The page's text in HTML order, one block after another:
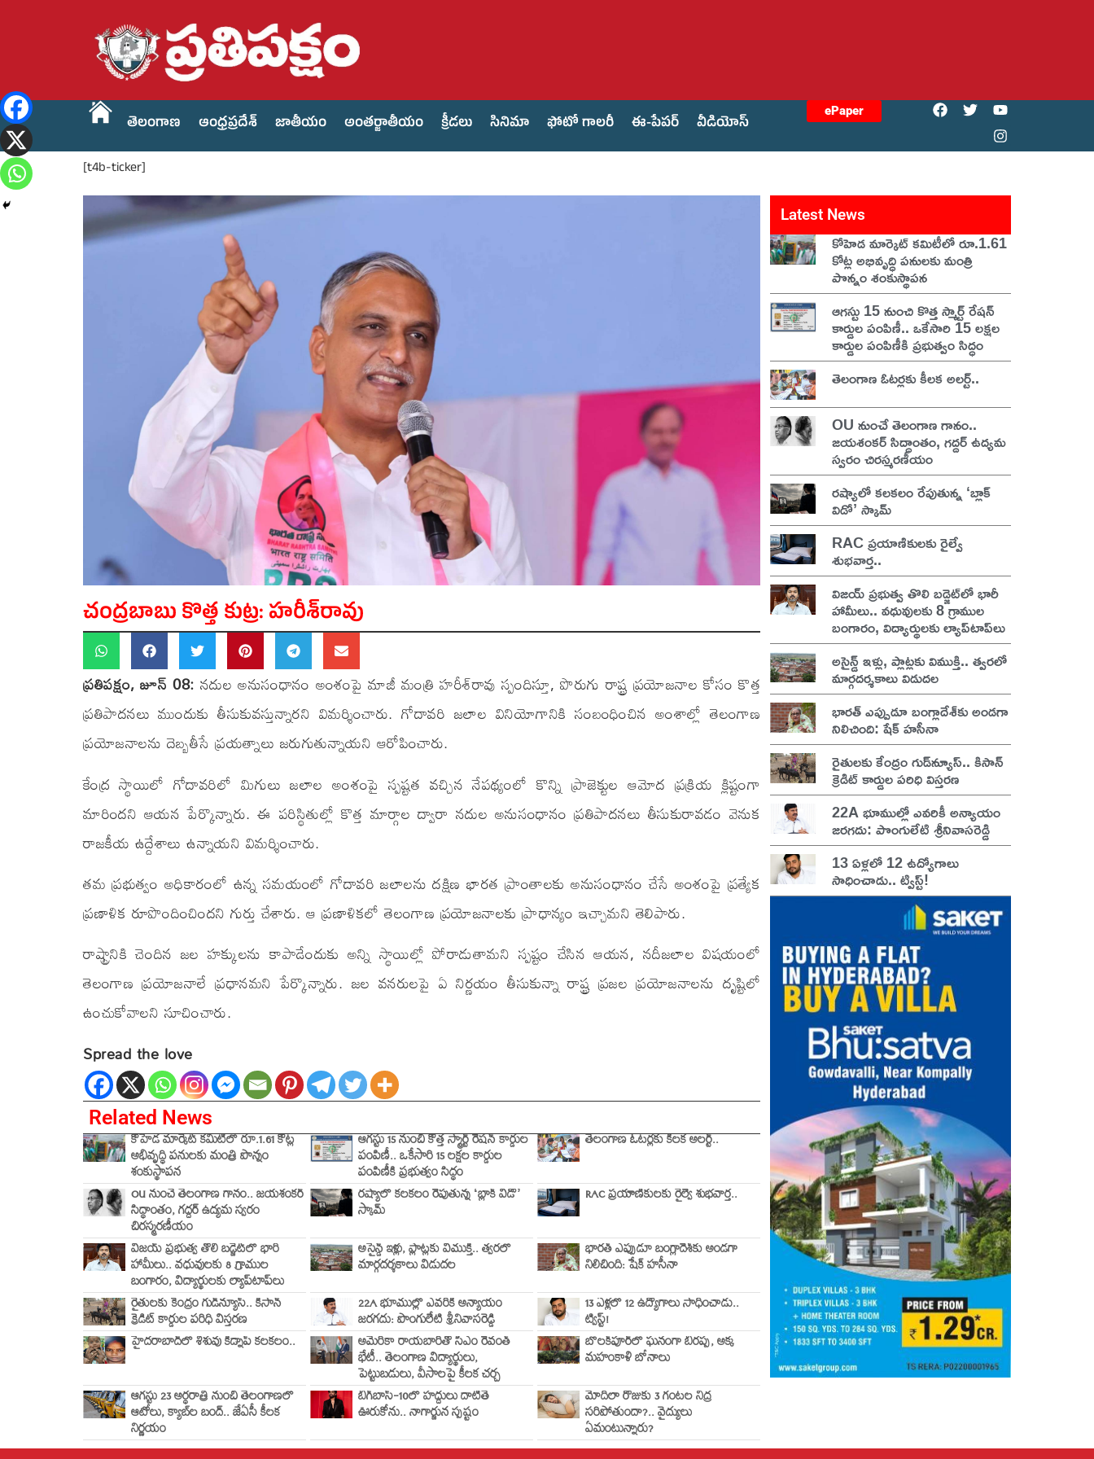
తెలంగాణ ఆంధ్రప్రదేశ్ జాతీయం అంతర్జాతీయం క్రీడలు సినిమా ఫోటో గాలరీ ఈ-పేపర్ వీడియోస్
ePaper
[t4b-ticker]
చంద్రబాబు కొత్త కుట్ర: హరీశ్‌రావు
ప్రతిపక్షం, జూన్ 08: నదుల అనుసంధానం అంశంపై మాజీ మంత్రి హరీశ్‌రావు స్పందిస్తూ, పొరుగు రాష్ట్ర ప్రయోజనాల కోసం కొత్త
ప్రతిపాదనలు ముందుకు తీసుకువస్తున్నారని విమర్శించారు. గోదావరి జలాల వినియోగానికి సంబంధించిన అంశాల్లో తెలంగాణ
ప్రయోజనాలను దెబ్బతీసే ప్రయత్నాలు జరుగుతున్నాయని ఆరోపించారు.
కేంద్ర స్థాయిలో గోదావరిలో మిగులు జలాల అంశంపై స్పష్టత వచ్చిన నేపథ్యంలో కొన్ని ప్రాజెక్టుల ఆమోద ప్రక్రియ క్లిష్టంగా
మారిందని ఆయన పేర్కొన్నారు. ఈ పరిస్థితుల్లో కొత్త మార్గాల ద్వారా నదుల అనుసంధానం ప్రతిపాదనలు తీసుకురావడం వెనుక
రాజకీయ ఉద్దేశాలు ఉన్నాయని విమర్శించారు.
తమ ప్రభుత్వం అధికారంలో ఉన్న సమయంలో గోదావరి జలాలను దక్షిణ భారత ప్రాంతాలకు అనుసంధానం చేసే అంశంపై ప్రత్యేక
ప్రణాళిక రూపొందించిందని గుర్తు చేశారు. ఆ ప్రణాళికలో తెలంగాణ ప్రయోజనాలకు ప్రాధాన్యం ఇచ్చామని తెలిపారు.
రాష్ట్రానికి చెందిన జల హక్కులను కాపాడేందుకు అన్ని స్థాయిల్లో పోరాడుతామని స్పష్టం చేసిన ఆయన, నదీజలాల విషయంలో
తెలంగాణ ప్రయోజనాలే ప్రధానమని పేర్కొన్నారు. జల వనరులపై ఏ నిర్ణయం తీసుకున్నా రాష్ట్ర ప్రజల ప్రయోజనాలను దృష్టిలో
ఉంచుకోవాలని సూచించారు.
Spread the love
Related News
కోహెడ మార్కెట్ కమిటీలో రూ.1.61 కోట్ల
అభివృద్ధి పనులకు మంత్రి పొన్నం
శంకుస్థాపన
ఆగస్టు 15 నుంచి కొత్త స్మార్ట్ రేషన్ కార్డుల
పంపిణీ.. ఒకేసారి 15 లక్షల కార్డుల
పంపిణీకి ప్రభుత్వం సిద్ధం
తెలంగాణ ఓటర్లకు కీలక అలర్ట్..
OU నుంచే తెలంగాణ గానం.. జయశంకర్
సిద్ధాంతం, గద్దర్ ఉద్యమ స్వరం
చిరస్మరణీయం
రష్యాలో కలకలం రేపుతున్న ‘బ్లాక్ విడో’
స్కామ్
RAC ప్రయాణికులకు రైల్వే శుభవార్త..
విజయ్ ప్రభుత్వ తొలి బడ్జెట్‌లో భారీ
హామీలు.. వధువులకు 8 గ్రాముల
బంగారం, విద్యార్థులకు ల్యాప్‌టాప్‌లు
అసైన్డ్ ఇళ్లు, ప్లాట్లకు విముక్తి.. త్వరలో
మార్గదర్శకాలు విడుదల
భారత్ ఎప్పుడూ బంగ్లాదేశ్‌కు అండగా
నిలిచింది: షేక్ హసీనా
రైతులకు కేంద్రం గుడ్‌న్యూస్.. కిసాన్
క్రెడిట్ కార్డుల పరిధి విస్తరణ
22A భూముల్లో ఎవరికీ అన్యాయం
జరగదు: పొంగులేటి శ్రీనివాసరెడ్డి
13 ఏళ్లలో 12 ఉద్యోగాలు సాధించాడు..
ట్విస్ట్!
హైదరాబాద్‌లో శిశువు కిడ్నాప్ కలకలం..
అమెరికా రాయబారితో సీఎం రేవంత్
భేటీ.. తెలంగాణ విద్యార్థులు,
పెట్టుబడులు, వీసాలపై కీలక చర్చ
బోలక్‌పూర్‌లో ఘనంగా బీరప్ప, అక్క
మహంకాళి బోనాలు
ఆగస్టు 23 అర్ధరాత్రి నుంచి తెలంగాణలో
ఆటోలు, క్యాబ్‌ల బంద్.. జేఏసీ కీలక
నిర్ణయం
బిగ్‌బాస్-10లో హద్దులు దాటితే
ఊరుకోను.. నాగార్జున స్పష్టం
మోదీలా రోజుకు 3 గంటల నిద్ర
సరిపోతుందా?.. వైద్యులు
ఏమంటున్నారు?
Latest News
కోహెడ మార్కెట్ కమిటీలో రూ.1.61
కోట్ల అభివృద్ధి పనులకు మంత్రి
పొన్నం శంకుస్థాపన
ఆగస్టు 15 నుంచి కొత్త స్మార్ట్ రేషన్
కార్డుల పంపిణీ.. ఒకేసారి 15 లక్షల
కార్డుల పంపిణీకి ప్రభుత్వం సిద్ధం
తెలంగాణ ఓటర్లకు కీలక అలర్ట్..
OU నుంచే తెలంగాణ గానం..
జయశంకర్ సిద్ధాంతం, గద్దర్ ఉద్యమ
స్వరం చిరస్మరణీయం
రష్యాలో కలకలం రేపుతున్న ‘బ్లాక్
విడో’ స్కామ్
RAC ప్రయాణికులకు రైల్వే
శుభవార్త..
విజయ్ ప్రభుత్వ తొలి బడ్జెట్‌లో భారీ
హామీలు.. వధువులకు 8 గ్రాముల
బంగారం, విద్యార్థులకు ల్యాప్‌టాప్‌లు
అసైన్డ్ ఇళ్లు, ప్లాట్లకు విముక్తి.. త్వరలో
మార్గదర్శకాలు విడుదల
భారత్ ఎప్పుడూ బంగ్లాదేశ్‌కు అండగా
నిలిచింది: షేక్ హసీనా
రైతులకు కేంద్రం గుడ్‌న్యూస్.. కిసాన్
క్రెడిట్ కార్డుల పరిధి విస్తరణ
22A భూముల్లో ఎవరికీ అన్యాయం
జరగదు: పొంగులేటి శ్రీనివాసరెడ్డి
13 ఏళ్లలో 12 ఉద్యోగాలు
సాధించాడు.. ట్విస్ట్!